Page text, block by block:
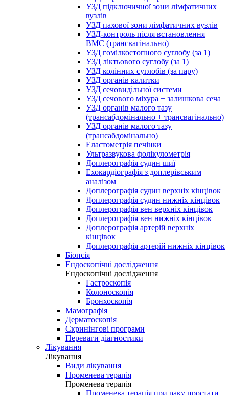
УЗД підключичної зони лімфатичних
вузлів
УЗД пахової зони лімфатичних вузлів
УЗД-контроль після встановлення
ВМС (трансвагінально)
УЗД гомілкостопного суглобу (за 1)
УЗД ліктьового суглобу (за 1)
УЗД колінних суглобів (за пару)
УЗД органів калитки
УЗД сечовидільної системи
УЗД сечового міхура + залишкова сеча
УЗД органів малого тазу
(трансабдомінально + трансвагінально)
УЗД органів малого тазу
(трансабдомінально)
Еластометрія печінки
Ультразвукова фолікулометрія
Доплерографія судин шиї
Ехокардіографія з доплерівським
аналізом
Доплерографія судин верхніх кінцівок
Доплерографія судин нижніх кінцівок
Доплерографія вен верхніх кінцівок
Доплерографія вен нижніх кінцівок
Доплерографія артерій верхніх
кінцівок
Доплерографія артерій нижніх кінцівок
Біопсія
Ендоскопічні дослідження
Ендоскопічні дослідження
Гастроскопія
Колоноскопія
Бронхоскопія
Мамографія
Дерматоскопія
Скринінгові програми
Переваги діагностики
Лікування
Лікування
Види лікування
Променева терапія
Променева терапія
Променева терапія при раку простати